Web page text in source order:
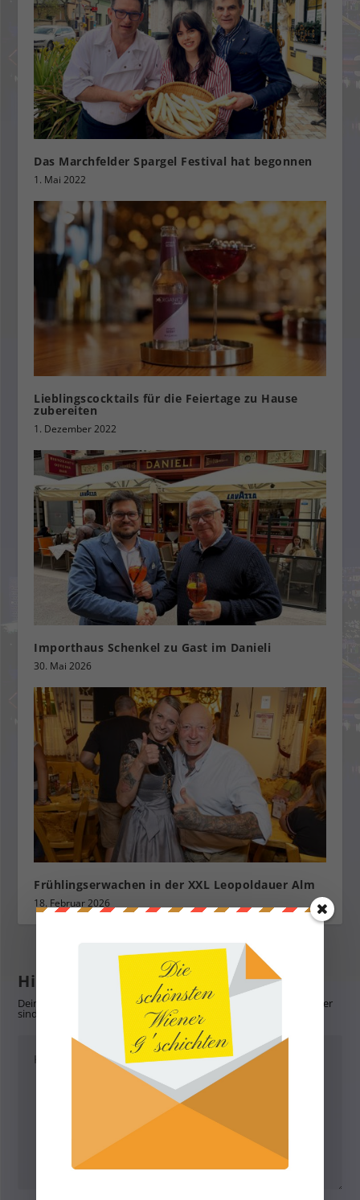
Das Marchfelder Spargel Festival hat begonnen
1. Mai 2022
Lieblingscocktails für die Feiertage zu Hause
zubereiten
1. Dezember 2022
Importhaus Schenkel zu Gast im Danieli
30. Mai 2026
Frühlingserwachen in der XXL Leopoldauer Alm
18. Februar 2026
Hinterlasse eine Antwort
Deine E-Mail-Adresse wird nicht veröffentlicht. Erforderliche Felder
sind mit